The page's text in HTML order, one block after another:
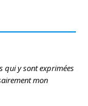
qui y sont exprimées
mon